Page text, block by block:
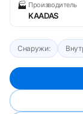
🏭 Производитель
KAADAS
Снаружи: